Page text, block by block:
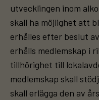
utvecklingen inom
skall ha möjlighet att
erhålles efter beslut
erhålls medlemskap i
tillhörighet till
medlemskap skall
skall erlägga den av